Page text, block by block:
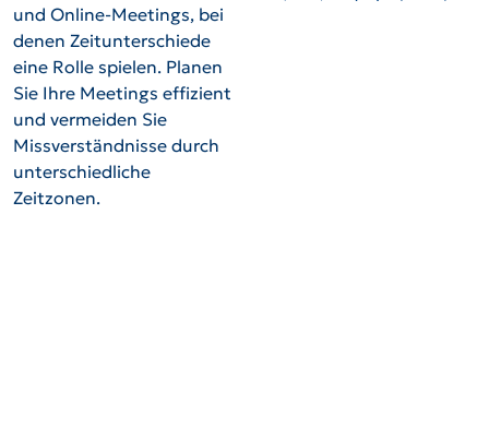
und Online-Meetings, bei
denen Zeitunterschiede
eine Rolle spielen. Planen
Sie Ihre Meetings effizient
und vermeiden Sie
Missverständnisse durch
unterschiedliche
Zeitzonen.